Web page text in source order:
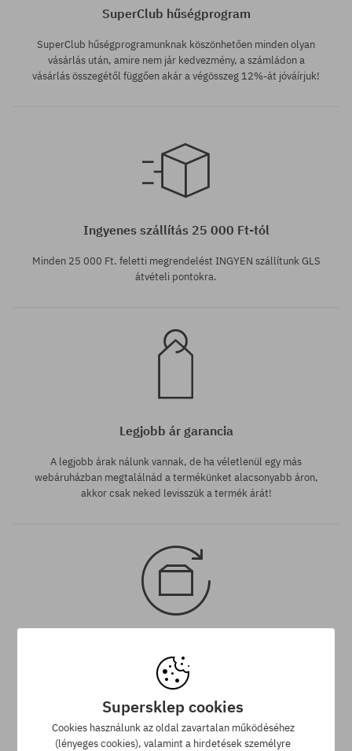
Elérhető méretek:
SuperClub hűségprogram
SuperClub hűségprogramunknak köszönhetően minden olyan
vásárlás után, amire nem jár kedvezmény, a számládon a
vásárlás összegétől függően akár a végösszeg 12%-át jóváírjuk!
Ingyenes szállítás 25 000 Ft-tól
Minden 25 000 Ft. feletti megrendelést INGYEN szállítunk GLS
átvételi pontokra.
Legjobb ár garancia
A legjobb árak nálunk vannak, de ha véletlenül egy más
webáruházban megtalálnád a termékünket alacsonyabb áron,
akkor csak neked levisszük a termék árát!
A termék visszaküldésére a csomag kézhezvételétől számítva
30 napod van.
Supersklep cookies
Cookies használunk az oldal zavartalan működéséhez
(lényeges cookies), valamint a hirdetések személyre